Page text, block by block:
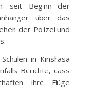
seit Beginn der
über das
der Polizei und
in Kinshasa
Berichte, dass
ihre Flüge